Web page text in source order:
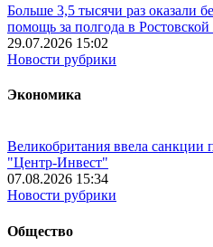
Больше 3,5 тысячи раз оказали
помощь за полгода в Ростовской
29.07.2026 15:02
Новости рубрики
Экономика
Великобритания ввела санкции
"Центр-Инвест"
07.08.2026 15:34
Новости рубрики
Общество